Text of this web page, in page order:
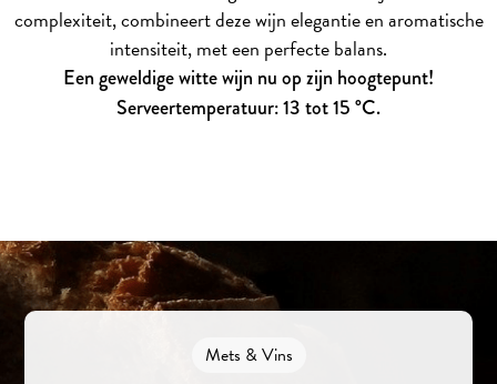
complexiteit, combineert deze wijn elegantie en aromatische
intensiteit, met een perfecte balans.
Een geweldige witte wijn nu op zijn hoogtepunt!
Serveertemperatuur: 13 tot 15 °C.
Mets & Vins